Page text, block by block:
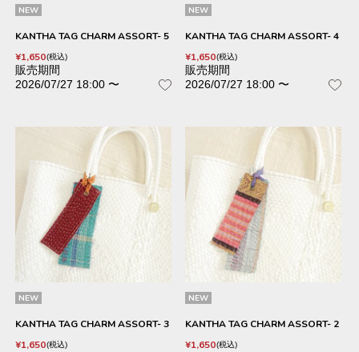
NEW
KANTHA TAG CHARM ASSORT- 5
¥1,650 税込
販売期間
2026/07/27 18:00 〜
NEW
KANTHA TAG CHARM ASSORT- 4
¥1,650 税込
販売期間
2026/07/27 18:00 〜
NEW
KANTHA TAG CHARM ASSORT- 3
¥1,650 税込
NEW
KANTHA TAG CHARM ASSORT- 2
¥1,650 税込